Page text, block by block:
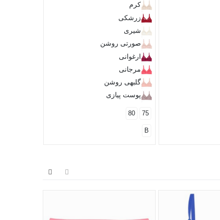
کرم
زرشکی
شیری
صورتی روشن
ارغوانی
مرجانی
گلبهی روشن
پوست پیازی
75
80
B